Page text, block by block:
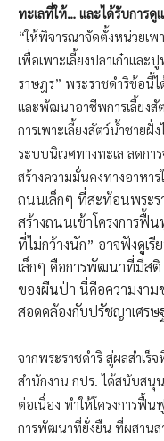
ทะเลที่ให้… และได้รับการดู
“ให้พิจารณาจัดตั้งหน่วยเพ
เพื่อเพาะเลี้ยงปลาเก๋าและ
ราษฎร” พระราชดำริข้อนี้
และพัฒนาอาชีพการเลี้ยงสั
การเพาะเลี้ยงสัตว์น้ำชายฝั่
ระบบนิเวศทางทะเล ลดกา
สร้างความมั่นคงทางอาหา
ถนนเล็กๆ ที่สะท้อนพระร
สร้างถนนเข้าโครงการฟื้
ที่ไม่กว้างนัก” อาจฟังดูเ
เล็กๆ คือการพัฒนาที่มีสติ
ของผืนป่า นี่คือความงา
สอดคล้องกับปรัชญาเศรษ
จากพระราชดำริ สู่ผลสำเ
สำนักงาน กปร. ได้สนับสนุ
ต่อเนื่อง ทำให้โครงการฟื้น
การพัฒนาที่ยั่งยืน ที่ผสานส